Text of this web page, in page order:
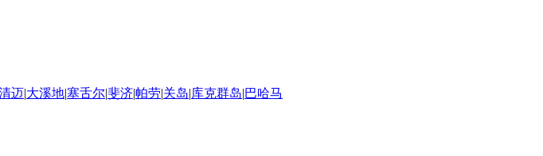
迈|大溪地|塞舌尔|斐济|帕劳|关岛|库克群岛|巴哈马